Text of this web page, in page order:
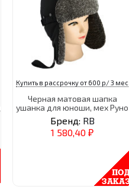
Купить в рассрочку от 600 р/ 3 мес
Черная матовая шапка
ушанка для юноши, мех Руно
Бренд: RB
1 580,40 ₽